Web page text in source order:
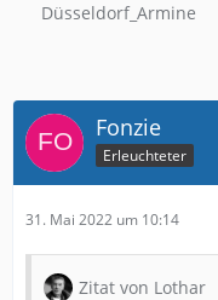
Düsseldorf_Armine
Fonzie
Erleuchteter
31. Mai 2022 um 10:14
Zitat von Lothar